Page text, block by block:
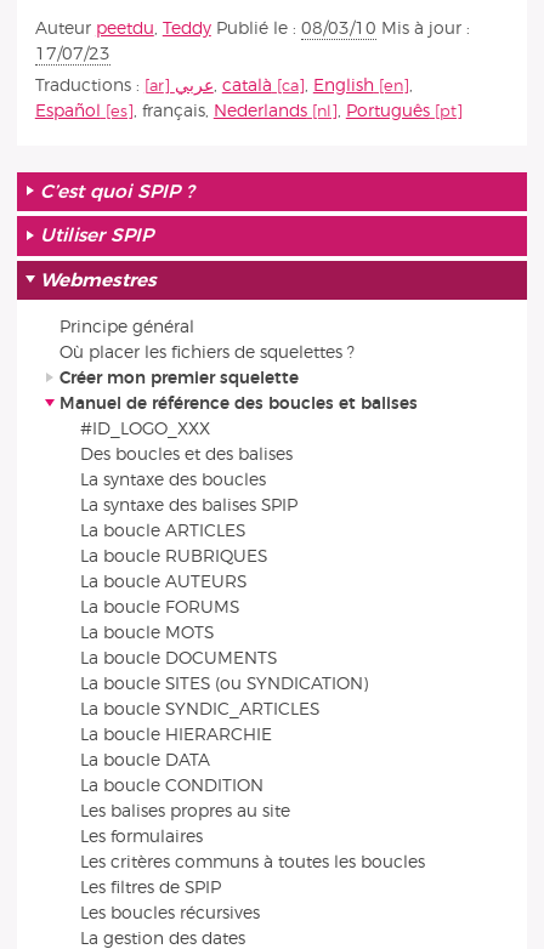
Auteur peetdu, Teddy Publié le : 08/03/10 Mis à jour :
17/07/23
Traductions :
عربي català English
Español
français, Nederlands Português
C’est quoi SPIP ?
Utiliser SPIP
Webmestres
Principe général
Où placer les fichiers de squelettes ?
Créer mon premier squelette
Manuel de référence des boucles et balises
#ID_LOGO_XXX
Des boucles et des balises
La syntaxe des boucles
La syntaxe des balises SPIP
La boucle ARTICLES
La boucle RUBRIQUES
La boucle AUTEURS
La boucle FORUMS
La boucle MOTS
La boucle DOCUMENTS
La boucle SITES (ou SYNDICATION)
La boucle SYNDIC_ARTICLES
La boucle HIERARCHIE
La boucle DATA
La boucle CONDITION
Les balises propres au site
Les formulaires
Les critères communs à toutes les boucles
Les filtres de SPIP
Les boucles récursives
La gestion des dates